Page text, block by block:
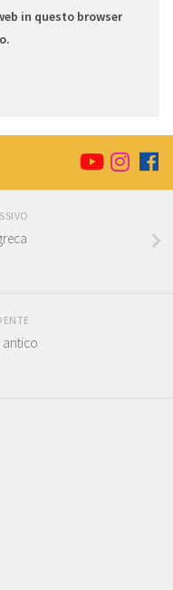
in questo browser
antico